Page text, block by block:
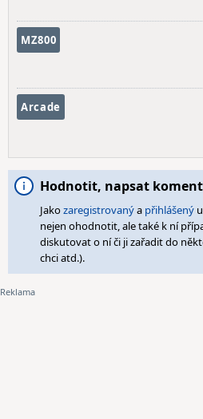
MZ800
Arcade
Hodnotit, napsat
Jakozaregistrovanýa přihlášený
nejen ohodnotit, ale také k ní
diskutovat o ní či ji zařadit do
chci atd.).